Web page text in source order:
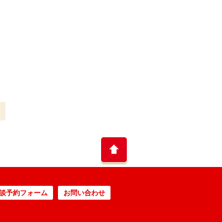
予約フォーム お問い合わせ